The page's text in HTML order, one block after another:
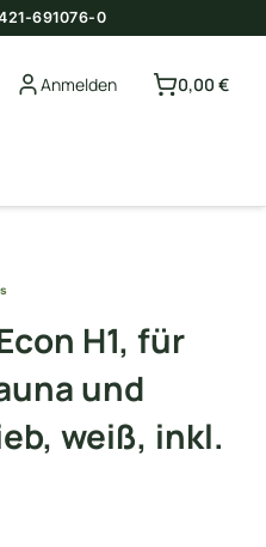
691076-0
Anmelden 0,00 €
H1, für
und
weiß, inkl.